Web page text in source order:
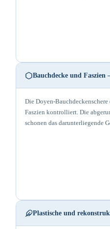
Bauchdecke und Faszien
Die Doyen-
Faszien kontrolliert. Die
schonen das darunterliegende
Plastische und